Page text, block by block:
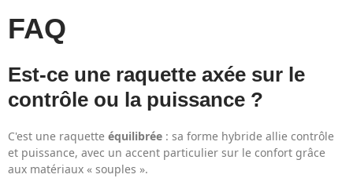
FAQ
Est-ce une raquette axée sur le
contrôle ou la puissance ?
C'est une raquette équilibrée : sa forme hybride allie contrôle
et puissance, avec un accent particulier sur le confort grâce
aux matériaux « souples ».